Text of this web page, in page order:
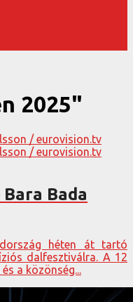
2025"
Bada
héten át tartó
dalfesztiválra. A 12
a közönség...